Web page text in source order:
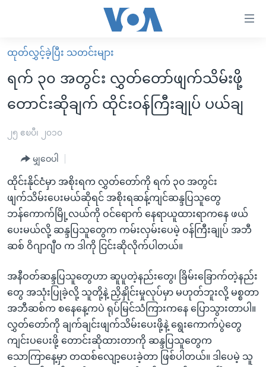
လွယ်ကူ
စေ
များ
အကြောင်းအရာ
ကျော်
ကြည့်
စာမျက်နှာ
ကျော်
ကြည့်
မူလစာမျက်နှာ
မြန်မာ
ကမ္ဘာ့သတင်းများ
နိုင်ငံတကာ
အစ္စရေး-ပါလက်စတိုင်း
ဗွီဒီယို
ရပ်ဝန်းတခု လမ်းတခု အလွန်
အင်္ဂလိပ်စာလေ့လာမယ်
အမေရိကန်သုံးအီဒီယံ
မကြေးမုံရဲ့ အင်္ဂလိပ်စာ
ရုပ်ရှင်ထဲက အင်္ဂလိပ်စာ
သုတပဒေသာ အင်္ဂလိပ်စာ
အပတ်စဉ်ကဏ္ဍများ
ရေဒီယို
ရေဒီယိုနှင့်ရုပ်သံ အချက်အလက်များ
ရေဒီယို/တီဗွီအစီအစဉ်
Learning English
ဗွီအိုအေ လူမှုကွန်ယက်များ
ထုတ်လွှင့်ခဲ့ပြီး သတင်းများ
ရက် ၃၀ အတွင်း လွှတ်တော်ဖျက်သိမ်းဖို့
တောင်းဆိုချက် ထိုင်းဝန်ကြီးချုပ် ပယ်ချ
၂၅ ဧၿပီ၊ ၂၀၁၀
မျှဝေပါ
ထိုင်းနိုင်ငံမှာ အစိုးရက လွှတ်တော်ကို ရက် ၃၀ အတွင်း
ဖျက်သိမ်းပေးမယ်ဆိုရင် အစိုးရဆန့်ကျင်ဆန္ဒပြသူတွေ
ဘန်ကောက်မြို့လယ်ကို ဝင်ရောက် နေရာယူထားရာကနေ ဖယ်
ပေးမယ်လို့ ဆန္ဒပြသူတွေက ကမ်းလှမ်းပေမဲ့ ဝန်ကြီးချုပ် အဘီ
ဆစ် ဝိဂျာဂျီဝ က ဒါကို ငြင်းဆိုလိုက်ပါတယ်။
အနီဝတ်ဆန္ဒပြသူတွေဟာ ဆူပူတဲ့နည်းတွေ၊ ခြိမ်းခြောက်တဲ့နည်း
တွေ အသုံးပြုခဲ့လို့ သူတို့နဲ့ ညှိနှိုင်းမှုလုပ်မှာ မဟုတ်ဘူးလို့ မစ္စတာ
အဘီဆစ်က စနေနေ့ကပဲ ရုပ်မြင်သံကြားကနေ ပြောသွားတာပါ။
လွှတ်တော်ကို ချက်ချင်းဖျက်သိမ်းပေးဖို့နဲ့ ရွေးကောက်ပွဲတွေ
ကျင်းပပေးဖို့ တောင်းဆိုထားတာကို ဆန္ဒပြသူတွေက
သောကြာနေ့မှာ တထစ်လျော့ပေးခဲ့တာ ဖြစ်ပါတယ်။ ဒါပေမဲ့ သူ